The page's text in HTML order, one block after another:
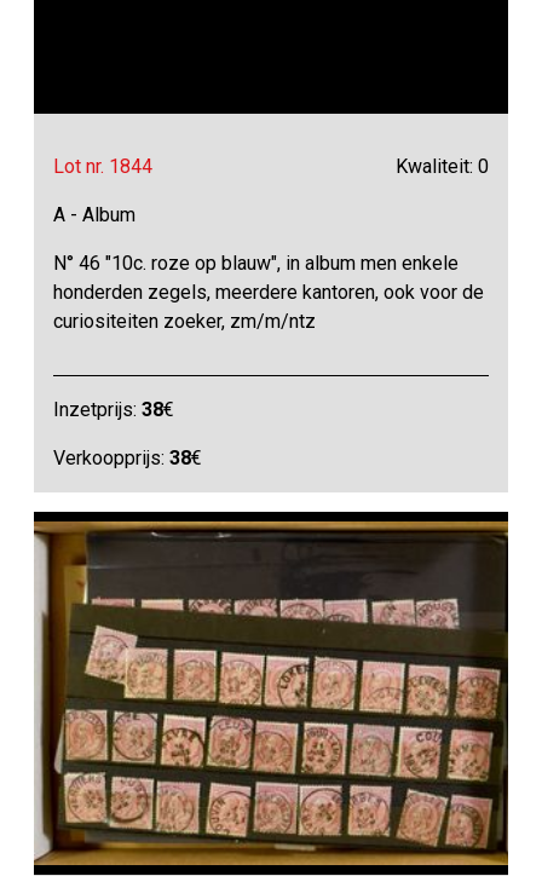
Lot nr. 1844 Kwaliteit: 0
A - Album
N° 46 "10c. roze op blauw", in album men enkele
honderden zegels, meerdere kantoren, ook voor de
curiositeiten zoeker, zm/m/ntz
Inzetprijs:38€
Verkoopprijs:38€